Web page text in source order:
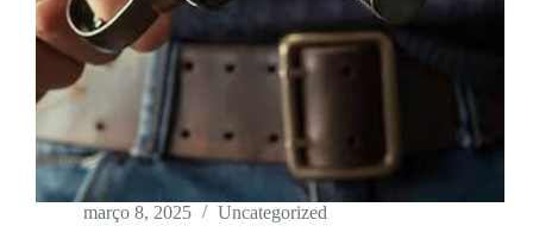
março 8, 2025 Uncategorized